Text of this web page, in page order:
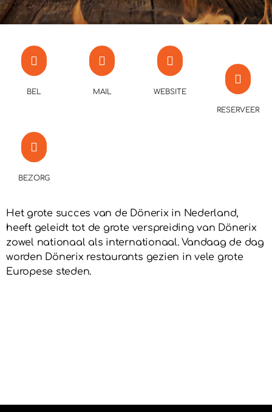
BEL MAIL WEBSITE
RESERVEER
BEZORG
Het grote succes van de Dönerix in Nederland,
heeft geleidt tot de grote verspreiding van Dönerix
zowel nationaal als internationaal. Vandaag de dag
worden Dönerix restaurants gezien in vele grote
Europese steden.